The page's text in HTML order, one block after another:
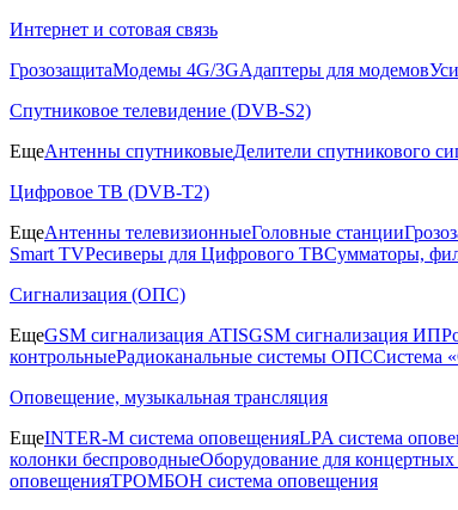
Интернет и сотовая связь
ГрозозащитаМодемы 4G/3GАдаптеры для модемов
Спутниковое телевидение (DVB-S2)
ЕщеАнтенны спутниковыеДелители спутникового
Цифровое ТВ (DVB-T2)
ЕщеАнтенны телевизионныеГоловные станции
Smart TVРесиверы для Цифрового ТВСумматоры,
Сигнализация (ОПС)
ЕщеGSM сигнализация ATISGSM сигнализация
контрольныеРадиоканальные системы ОПССистема
Оповещение, музыкальная трансляция
ЕщеINTER-M система оповещенияLPA система
колонки беспроводныеОборудование для концертных
оповещенияТРОМБОН система оповещения